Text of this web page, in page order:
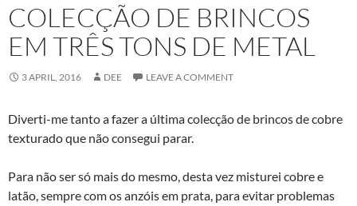
COLECÇÃO DE BRINCOS
EM TRÊS TONS DE METAL
3 APRIL, 2016 DEE LEAVE A COMMENT
Diverti-me tanto a fazer a última colecção de brincos de cobre
texturado que não consegui parar.
Para não ser só mais do mesmo, desta vez misturei cobre e
latão, sempre com os anzóis em prata, para evitar problemas